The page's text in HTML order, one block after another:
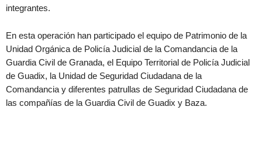
integrantes.
En esta operación han participado el equipo de Patrimonio de la
Unidad Orgánica de Policía Judicial de la Comandancia de la
Guardia Civil de Granada, el Equipo Territorial de Policía Judicial
de Guadix, la Unidad de Seguridad Ciudadana de la
Comandancia y diferentes patrullas de Seguridad Ciudadana de
las compañías de la Guardia Civil de Guadix y Baza.